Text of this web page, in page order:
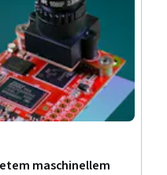
maschinellem